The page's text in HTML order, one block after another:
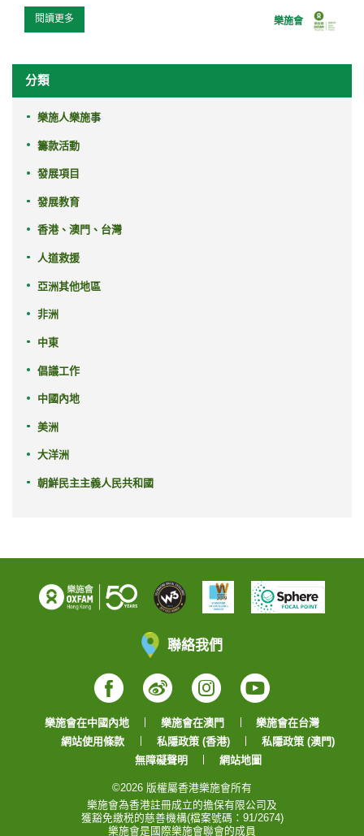
閱讀更多 樂施會
分類
樂施人樂施事
籌款活動
發展項目
發展教育
香港、澳門、台灣
人道救援
亞洲其他地區
非洲
中東
倡議工作
中國內地
美洲
大洋洲
朝鮮民主主義人民共和國
聯絡我們
Facebook
WeiboInstagram
YouTube
樂施會在中國內地 樂施會在澳門
樂施會在台灣
網站使用條款
私隱政策 (香港)
私隱政策 (澳門)
無障礙聲明
網站地圖
©2026 版權屬香港樂施會所有
樂施會為香港註冊成立的擔保有限公司及
獲豁免繳税的慈善機構(檔案號碼：91/2674)
樂施會是國際樂施會聯會的成員